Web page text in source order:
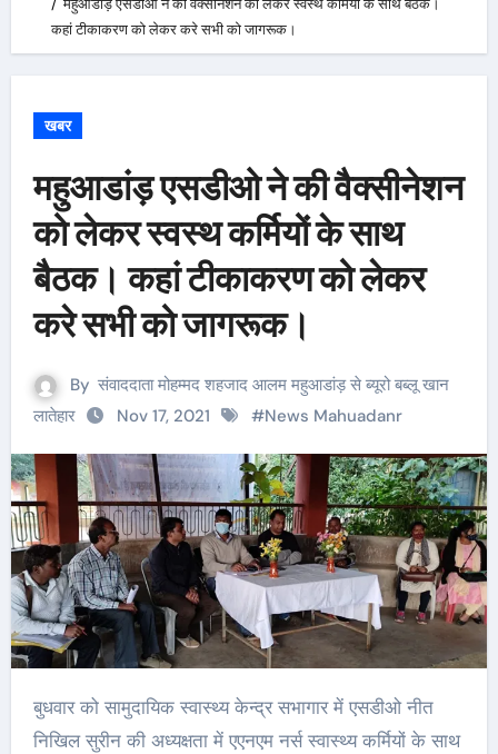
महुआडांड़ एसडीओ ने की वैक्सीनेशन को लेकर स्वस्थ कर्मियों के साथ बैठक।
कहां टीकाकरण को लेकर करे सभी को जागरूक।
खबर
महुआडांड़ एसडीओ ने की वैक्सीनेशन
को लेकर स्वस्थ कर्मियों के साथ
बैठक। कहां टीकाकरण को लेकर
करे सभी को जागरूक।
By संवाददाता मोहम्मद शहजाद आलम महुआडांड़ से ब्यूरो बब्लू खान
लातेहार
Nov 17, 2021 #News Mahuadanr
बुधवार को सामुदायिक स्वास्थ्य केन्द्र सभागार में एसडीओ नीत
निखिल सुरीन की अध्यक्षता में एएनएम नर्स स्वास्थ्य कर्मियों के साथ